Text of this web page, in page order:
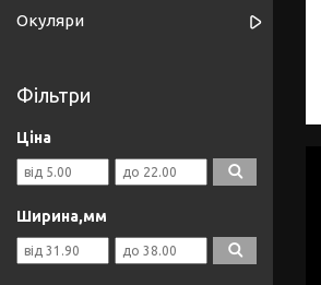
Окуляри
Фільтри
Ціна
Ширина,мм